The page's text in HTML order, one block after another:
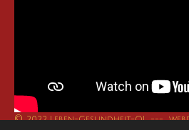
©2022 Leben-Gesundheit-QI ---